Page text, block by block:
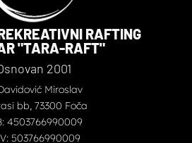
RAFTING
"TARA-RAFT"
2001
Miroslav
bb, 73300 Foča
4503766990009
503766990009